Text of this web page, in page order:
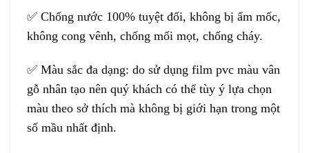
✅ Chống nước 100% tuyệt đối, không bị ẩm mốc,
không cong vênh, chống mối mọt, chống cháy.
✅ Màu sắc đa dạng: do sử dụng film pvc màu vân
gỗ nhân tạo nên quý khách có thể tùy ý lựa chọn
màu theo sở thích mà không bị giới hạn trong một
số mầu nhất định.